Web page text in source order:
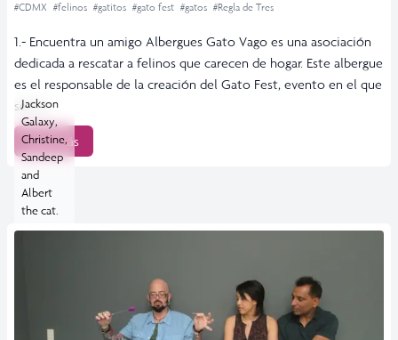
#CDMX #felinos #gatitos #gato fest #gatos #Regla de Tres
1.- Encuentra un amigo Albergues Gato Vago es una asociación
dedicada a rescatar a felinos que carecen de hogar. Este albergue
es el responsable de la creación del Gato Fest, evento en el que
se […]
Leer más
Jackson
Galaxy,
Christine,
Sandeep
and
Albert
the cat.